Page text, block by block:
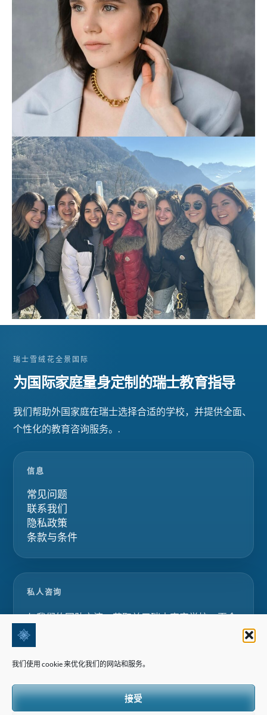
我们使用 cookie 来优化我们的网站和服务。
接受
瑞士雪绒花全景国际
为国际家庭量身定制的瑞士教育指导
我们帮助外国家庭在瑞士选择合适的学校，并提供全面、
个性化的教育咨询服务。.
信息
常见问题
联系我们
隐私政策
条款与条件
私人咨询
与我们的团队交流，获取关于瑞士寄宿学校、夏令
营和家庭教育项目的定制化建议。.
请求咨询